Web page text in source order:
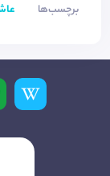
برچسب‌ها